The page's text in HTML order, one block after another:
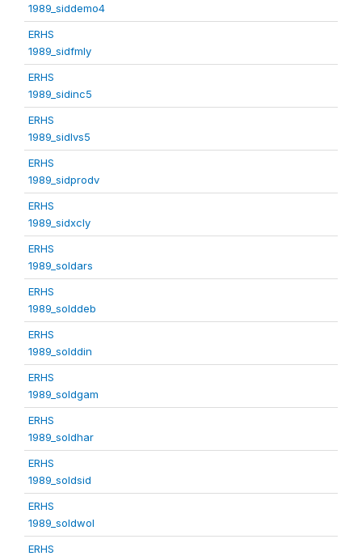
1989_siddemo4
ERHS
1989_sidfmly
ERHS
1989_sidinc5
ERHS
1989_sidlvs5
ERHS
1989_sidprodv
ERHS
1989_sidxcly
ERHS
1989_soldars
ERHS
1989_solddeb
ERHS
1989_solddin
ERHS
1989_soldgam
ERHS
1989_soldhar
ERHS
1989_soldsid
ERHS
1989_soldwol
ERHS